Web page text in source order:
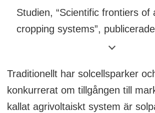
Studien, “Scientific frontiers of
cropping systems”,
Nature Reviews
Traditionellt har solcellsparker
konkurrerat om tillgången till
kallat agrivoltaiskt system är